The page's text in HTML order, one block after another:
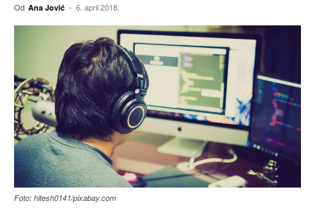
Od Ana Jović - 6. april 2018.
Foto: hitesh0141/pixabay.com